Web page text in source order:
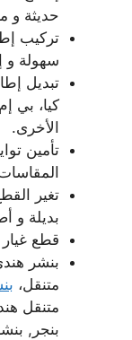
حديثة و
تركيب
سهولة و
تبديل
كيا، بي
الأخرى.
تأمين
تغير
بديلة و
قطع
بنشر
متنقل،
متنقل
بنجر,